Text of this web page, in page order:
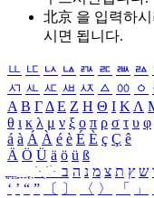
北京 을 입력하시
시면 됩니다.
ㅥ ㅦ ㅧ ㅨ ㅩ ㅪ ㅫ ㅬ
ㅺ ㅻ ㅼ ㅽ ㅾ ㅿ ㆀ ㆁ
Α Β ΓΔ Ε Ζ Η Θ Ι ΚΛ
θ ι κ λ μ ν ξ ο π ρ σ τ υ φ
á à Á À é è É È ç Ç ê
Ä Ö Ü ä ö ü ß
ִֶֹ ֻּ ׁׂ ש ץ ת צ מ נ ה ב
‘ ’ “ ” 〔 〕 〈 〉 「 」